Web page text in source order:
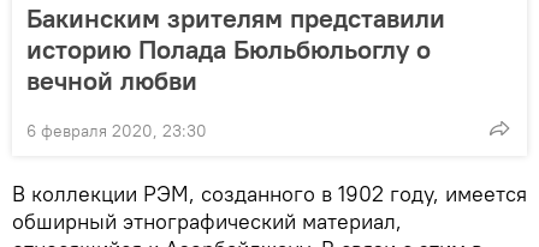
Бакинским зрителям представили
историю Полада Бюльбюльоглу о
вечной любви
6 февраля 2020, 23:30
В коллекции РЭМ, созданного в 1902 году, имеется
обширный этнографический материал,